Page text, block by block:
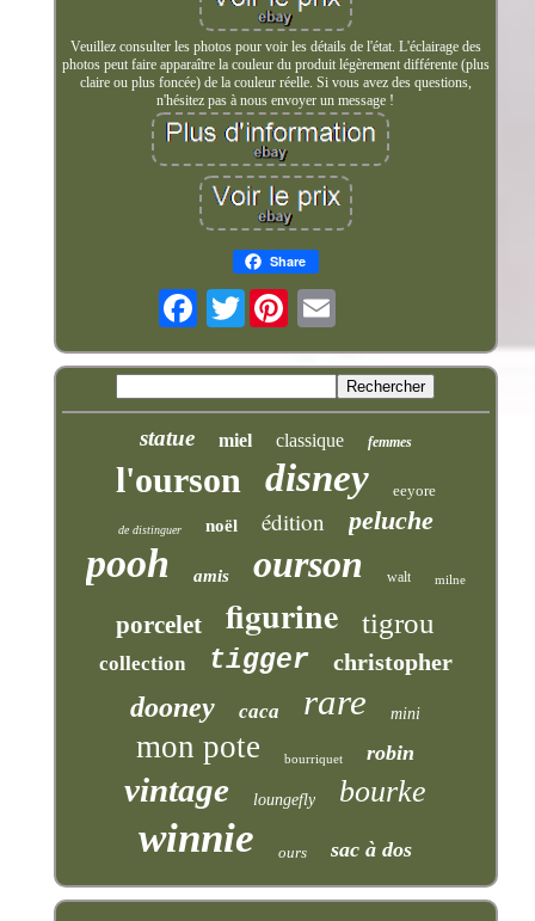
Veuillez consulter les photos pour voir les détails de l'état. L'éclairage des
photos peut faire apparaître la couleur du produit légèrement différente (plus
claire ou plus foncée) de la couleur réelle. Si vous avez des questions,
n'hésitez pas à nous envoyer un message !
Share
Twitter
statue miel classique femmes
l'ourson disney eeyore
de distinguer noël édition peluche
pooh amis ourson walt milne
porcelet figurine tigrou
collection tigger christopher
dooney caca rare mini
mon pote bourriquet robin
vintage loungefly bourke
winnie ours sac à dos